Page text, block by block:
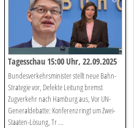
Tagesschau 15:00 Uhr, 22.09.2025
Bundesverkehrsminister stellt neue Bahn-
Strategie vor, Defekte Leitung bremst
Zugverkehr nach Hamburg aus, Vor UN-
Generaldebatte: Konferenz ringt um Zwei-
Staaten-Lösung, Tr ...